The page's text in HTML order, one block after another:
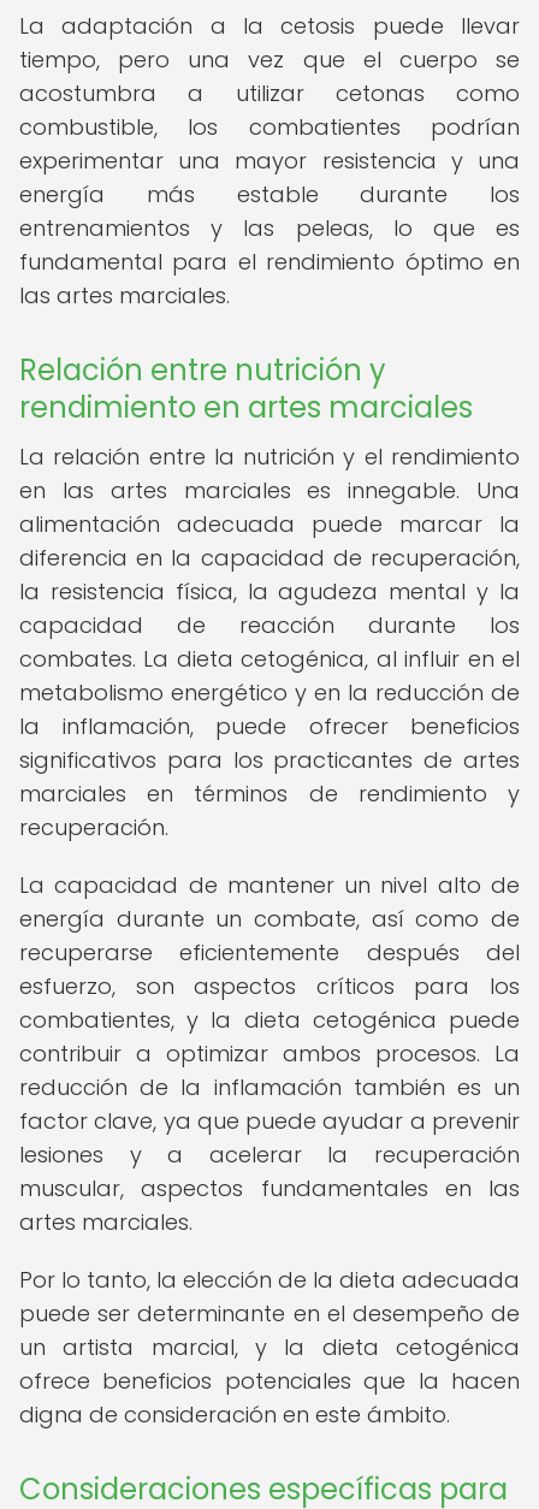
La adaptación a la cetosis puede llevar
tiempo, pero una vez que el cuerpo se
acostumbra a utilizar cetonas como
combustible, los combatientes podrían
experimentar una mayor resistencia y una
energía más estable durante los
entrenamientos y las peleas, lo que es
fundamental para el rendimiento óptimo en
las artes marciales.
Relación entre nutrición y
rendimiento en artes marciales
La relación entre la nutrición y el rendimiento
en las artes marciales es innegable. Una
alimentación adecuada puede marcar la
diferencia en la capacidad de recuperación,
la resistencia física, la agudeza mental y la
capacidad de reacción durante los
combates. La dieta cetogénica, al influir en el
metabolismo energético y en la reducción de
la inflamación, puede ofrecer beneficios
significativos para los practicantes de artes
marciales en términos de rendimiento y
recuperación.
La capacidad de mantener un nivel alto de
energía durante un combate, así como de
recuperarse eficientemente después del
esfuerzo, son aspectos críticos para los
combatientes, y la dieta cetogénica puede
contribuir a optimizar ambos procesos. La
reducción de la inflamación también es un
factor clave, ya que puede ayudar a prevenir
lesiones y a acelerar la recuperación
muscular, aspectos fundamentales en las
artes marciales.
Por lo tanto, la elección de la dieta adecuada
puede ser determinante en el desempeño de
un artista marcial, y la dieta cetogénica
ofrece beneficios potenciales que la hacen
digna de consideración en este ámbito.
Consideraciones específicas para